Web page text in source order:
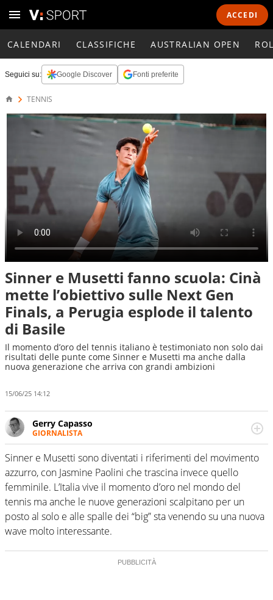
ACCEDI
CALENDARI CLASSIFICHE AUSTRALIAN OPEN
Seguici su: Google Discover Fonti preferite
TENNIS
Sinner e Musetti fanno scuola: Cinà
mette l’obiettivo sulle Next Gen
Finals, a Perugia esplode il talento
di Basile
Il momento d’oro del tennis italiano è testimoniato non solo dai
risultati delle punte come Sinner e Musetti ma anche dalla
nuova generazione che arriva con grandi ambizioni
15/06/25 14:12
Gerry Capasso
GIORNALISTA
Per lui gli sport americani non hanno segreti: basket,
football, baseball e la capacità innata di trovare la notizia
dove altri non vedono granché
Sinner e Musetti sono diventati i riferimenti del movimento
azzurro, con Jasmine Paolini che trascina invece quello
femminile. L’Italia vive il momento d’oro nel mondo del
tennis ma anche le nuove generazioni scalpitano per un
posto al solo e alle spalle dei “big” sta venendo su una nuova
wave molto interessante.